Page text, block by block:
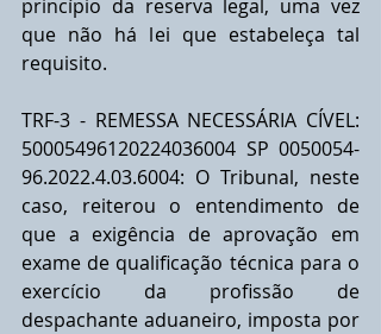
princípio da reserva legal, uma vez
que não há lei que estabeleça tal
requisito.
TRF-3 - REMESSA NECESSÁRIA CÍVEL:
50005496120224036004 SP 0050054-
96.2022.4.03.6004: O Tribunal, neste
caso, reiterou o entendimento de
que a exigência de aprovação em
exame de qualificação técnica para o
exercício da profissão de
despachante aduaneiro, imposta por